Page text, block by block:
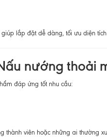
giúp lắp đặt dễ dàng, tối ưu diện
nướng thoải
đáp ứng tốt nhu cầu:
viên hoặc những ai thường